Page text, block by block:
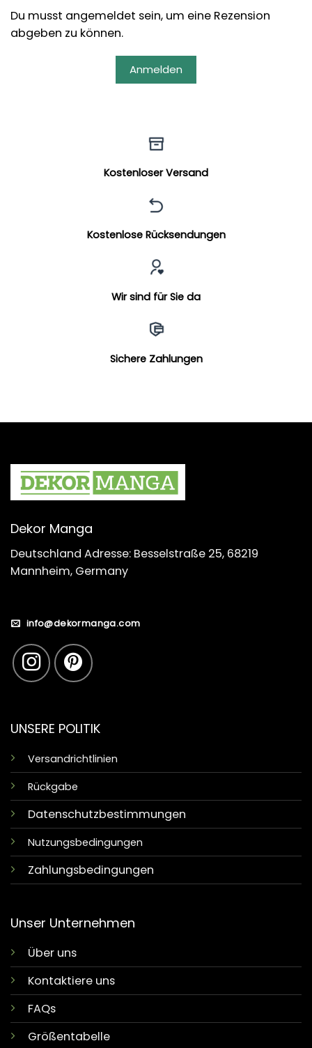
Du musst angemeldet sein, um eine Rezension
abgeben zu können.
Anmelden
Kostenloser Versand
Kostenlose Rücksendungen
Wir sind für Sie da
Sichere Zahlungen
Dekor Manga
Deutschland Adresse: Besselstraße 25, 68219
Mannheim, Germany
info@dekormanga.com
UNSERE POLITIK
Versandrichtlinien
Rückgabe
Datenschutzbestimmungen
Nutzungsbedingungen
Zahlungsbedingungen
Unser Unternehmen
Über uns
Kontaktiere uns
FAQs
Größentabelle